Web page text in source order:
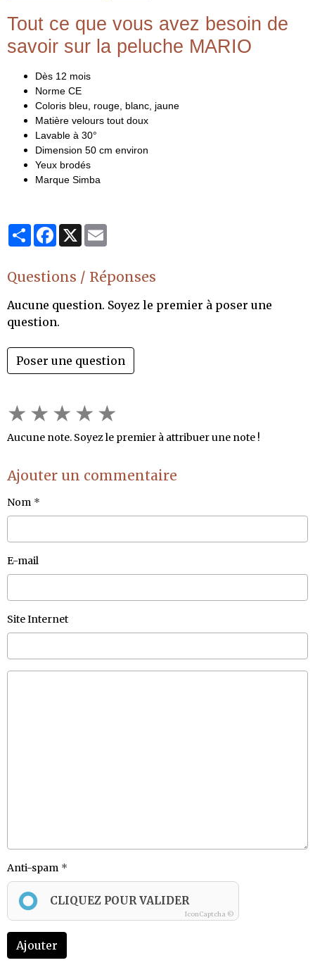
Tout ce que vous avez besoin de
savoir sur la peluche MARIO
Dès 12 mois
Norme CE
Coloris bleu, rouge, blanc, jaune
Matière velours tout doux
Lavable à 30°
Dimension 50 cm environ
Yeux brodés
Marque Simba
PartagerFacebook
X
Questions / Réponses
Aucune question. Soyez le premier à poser une
question.
Poser une question
★ ★ ★ ★ ★
Aucune note. Soyez le premier à attribuer une note !
Ajouter un commentaire
Nom
E-mail
Site Internet
Anti-spam
CLIQUEZ POUR VALIDER
IconCaptcha ©
Ajouter